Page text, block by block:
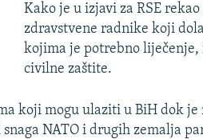
Kako je u izjavi za RSE
zdravstvene radnike koji
kojima je potrebno
civilne zaštite.
koji mogu ulaziti u BiH dok
NATO i drugih zemalja